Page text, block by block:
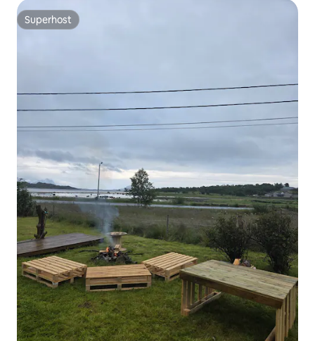
Superhost
Superhost